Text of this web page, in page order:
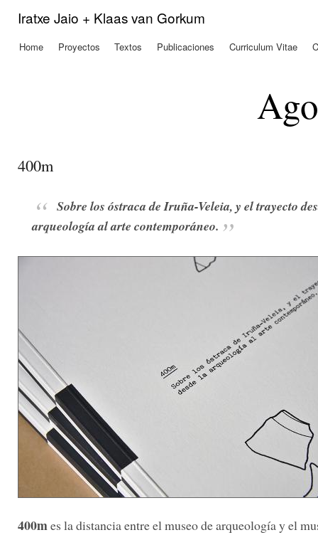
Iratxe Jaio + Klaas van Gorkum
Menú principal
Home Proyectos Textos Publicaciones Curriculum Vitae
400m
Sobre los óstraca de Iruña-Veleia, y el trayecto
arqueología al arte contemporáneo.
400mes la distancia entre el museo de arqueología y el